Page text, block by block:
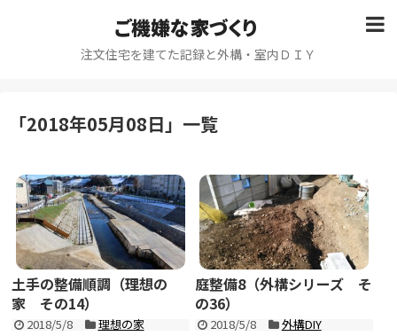
ご機嫌な家づくり
注文住宅を建てた記録と外構・室内ＤＩＹ
「2018年05月08日」 一覧
土手の整備順調（理想の
家 その14）
2018/5/8 理想の家
庭整備8（外構シリーズ そ
の36）
2018/5/8 外構DIY